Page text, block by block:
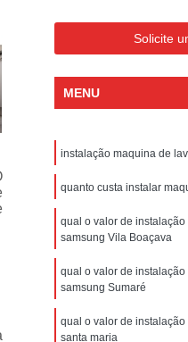
de Ar Condicionado Portatil
Ar Condicionado Portatil
em Ar Condicionado Portatil
Portatil
Assistencia Tecnica
Assistencia Tecnica
Electrolux Assistencia
Assistencia Tecnica
Assistencia Tecnica
Solicite
MENU
instalação maquina de
quanto custa instalar
qual o valor de
samsung Vila Boaçava
qual o valor de
samsung Sumaré
qual o valor de
santa maria